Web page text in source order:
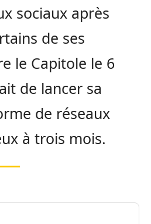
sociaux après
de ses
le Capitole le 6
de lancer sa
de réseaux
à trois mois.